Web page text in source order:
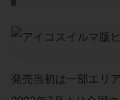
発売当初は一部エリ